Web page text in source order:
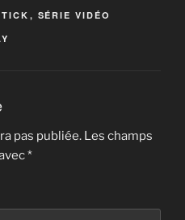
, SÉRIE VIDÉO
pas publiée. Les champs
*